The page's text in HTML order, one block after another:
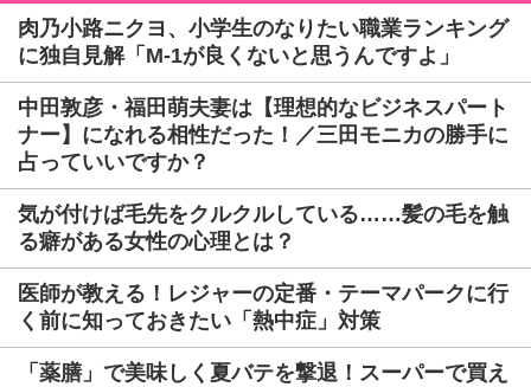
肉乃小路ニクヨ、小学生のなりたい職業ランキング
に独自見解「M-1が良くないと思うんですよ」
中田敦彦・福田萌夫妻は【理想的なビジネスパート
ナー】になれる相性だった！／三田モニカの勝手に
占っていいですか？
気が付けば毛先をクルクルしている……髪の毛を触
る癖がある女性の心理とは？
医師が教える！レジャーの定番・テーマパークに行
く前に知っておきたい「熱中症」対策
「薬膳」で美味しく夏バテを撃退！スーパーで買え